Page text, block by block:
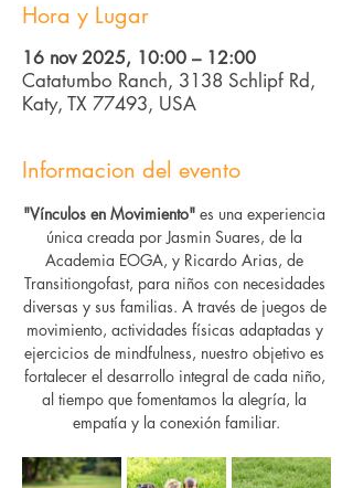
Hora y Lugar
16 nov 2025, 10:00 – 12:00
Catatumbo Ranch, 3138 Schlipf Rd,
Katy, TX 77493, USA
Informacion del evento
"Vínculos en Movimiento" es una experiencia
única creada por Jasmin Suares, de la
Academia EOGA, y Ricardo Arias, de
Transitiongofast, para niños con necesidades
diversas y sus familias. A través de juegos de
movimiento, actividades físicas adaptadas y
ejercicios de mindfulness, nuestro objetivo es
fortalecer el desarrollo integral de cada niño,
al tiempo que fomentamos la alegría, la
empatía y la conexión familiar.